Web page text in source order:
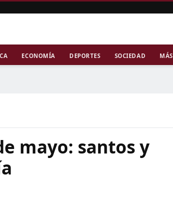
ECONOMÍA DEPORTES SOCIEDAD MÁS
mayo: santos y